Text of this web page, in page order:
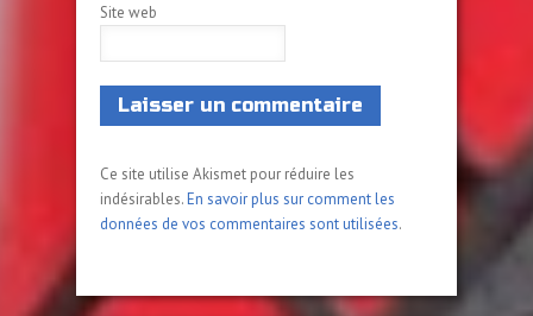
Site web
Ce site utilise Akismet pour réduire les
indésirables.En savoir plus sur comment les
données de vos commentaires sont utilisées.